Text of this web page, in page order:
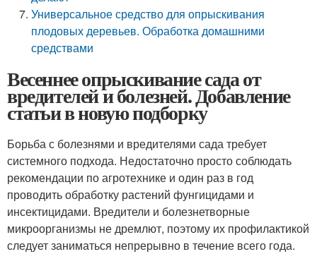
Универсальное средство для опрыскивания
плодовых деревьев. Обработка домашними
средствами
Весеннее опрыскивание сада от
вредителей и болезней. Добавление
статьи в новую подборку
Борьба с болезнями и вредителями сада требует
системного подхода. Недостаточно просто соблюдать
рекомендации по агротехнике и один раз в год
проводить обработку растений фунгицидами и
инсектицидами. Вредители и болезнетворные
микроорганизмы не дремлют, поэтому их профилактикой
следует заниматься непрерывно в течение всего года.